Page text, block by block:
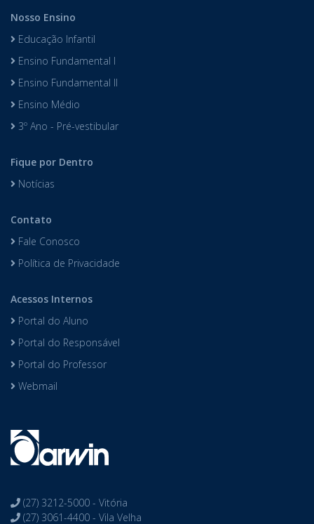
Nosso Ensino
Educação Infantil
Ensino Fundamental I
Ensino Fundamental II
Ensino Médio
3º Ano - Pré-vestibular
Fique por Dentro
Notícias
Contato
Fale Conosco
Política de Privacidade
Acessos Internos
Portal do Aluno
Portal do Responsável
Portal do Professor
Webmail
(27) 3212-5000 - Vitória
(27) 3061-4400 - Vila Velha